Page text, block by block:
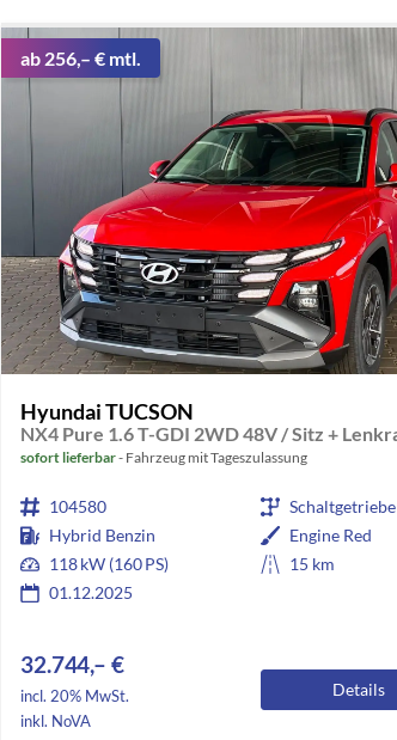
ab 256,– € mtl.
Hyundai TUCSON
sofort lieferbar Fahrzeug mit Tageszulassung
104580
Schaltgetriebe
Hybrid Benzin
Engine Red
118 kW (160 PS)
15 km
01.12.2025
32.744,– €
incl. 20% MwSt.
inkl. NoVA
Details